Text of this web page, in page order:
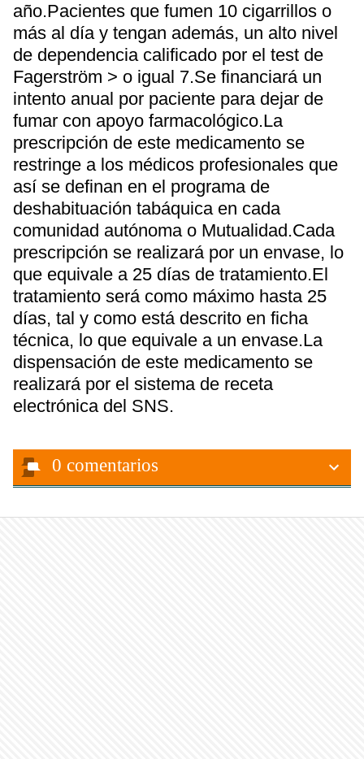
año.Pacientes que fumen 10 cigarrillos o
más al día y tengan además, un alto nivel
de dependencia calificado por el test de
Fagerström > o igual 7.Se financiará un
intento anual por paciente para dejar de
fumar con apoyo farmacológico.La
prescripción de este medicamento se
restringe a los médicos profesionales que
así se definan en el programa de
deshabituación tabáquica en cada
comunidad autónoma o Mutualidad.Cada
prescripción se realizará por un envase, lo
que equivale a 25 días de tratamiento.El
tratamiento será como máximo hasta 25
días, tal y como está descrito en ficha
técnica, lo que equivale a un envase.La
dispensación de este medicamento se
realizará por el sistema de receta
electrónica del SNS.
0 comentarios